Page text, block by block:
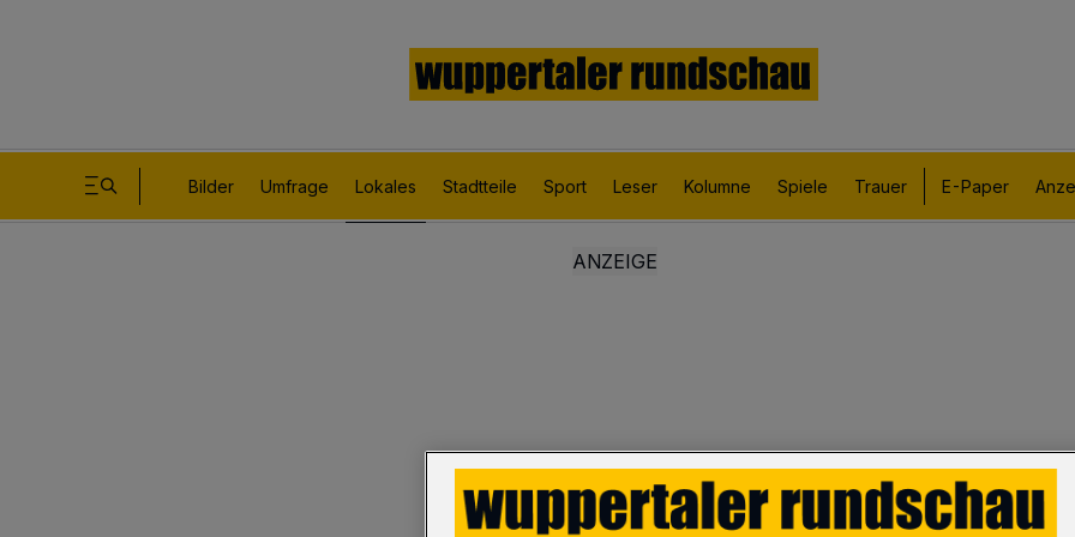
Bilder Umfrage Lokales Stadtteile Sport Leser Kolumne Spiele Trauer E-Paper